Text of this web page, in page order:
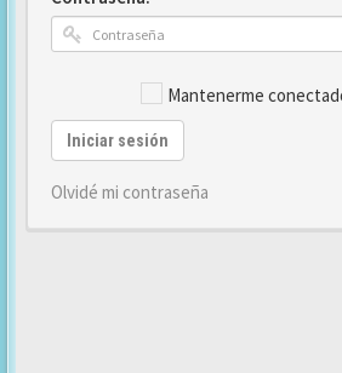
Mantenerme
Iniciar sesión
Olvidé mi contraseña